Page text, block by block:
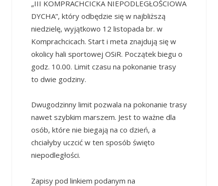
„III KOMPRACHCICKA NIEPODLEGŁOŚCIOWA
DYCHA”, który odbędzie się w najbliższą
niedzielę, wyjątkowo 12 listopada br. w
Komprachcicach. Start i meta znajdują się w
okolicy hali sportowej OSiR. Początek biegu o
godz. 10.00. Limit czasu na pokonanie trasy
to dwie godziny.
Dwugodzinny limit pozwala na pokonanie trasy
nawet szybkim marszem. Jest to ważne dla
osób, które nie biegają na co dzień, a
chciałyby uczcić w ten sposób święto
niepodległości.
Zapisy pod linkiem podanym na